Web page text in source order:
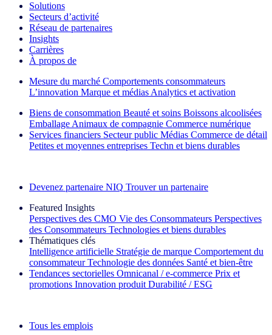
Solutions
Secteurs d’activité
Réseau de partenaires
Insights
Carrières
À propos de
Mesure du marché Comportements consommateurs
L’innovation Marque et médias Analytics et activation
Biens de consommation Beauté et soins Boissons alcoolisées
Emballage Animaux de compagnie Commerce numérique
Services financiers Secteur public Médias Commerce de détail
Petites et moyennes entreprises Techn et biens durables
Devenez partenaire NIQ Trouver un partenaire
Featured Insights
Perspectives des CMO Vie des Consommateurs Perspectives
des Consommateurs Technologies et biens durables
Thématiques clés
Intelligence artificielle Stratégie de marque Comportement du
consommateur Technologie des données Santé et bien‑être
Tendances sectorielles Omnicanal / e‑commerce Prix et
promotions Innovation produit Durabilité / ESG
Tous les emplois